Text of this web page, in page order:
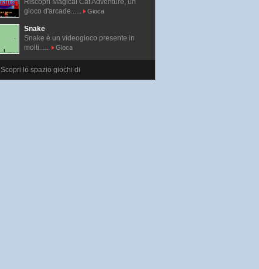
Riscopri Magical Cat Adventure, un
gioco d'arcade......
Gioca
Snake
Snake è un videogioco presente in
molti......
Gioca
Scopri lo spazio giochi di